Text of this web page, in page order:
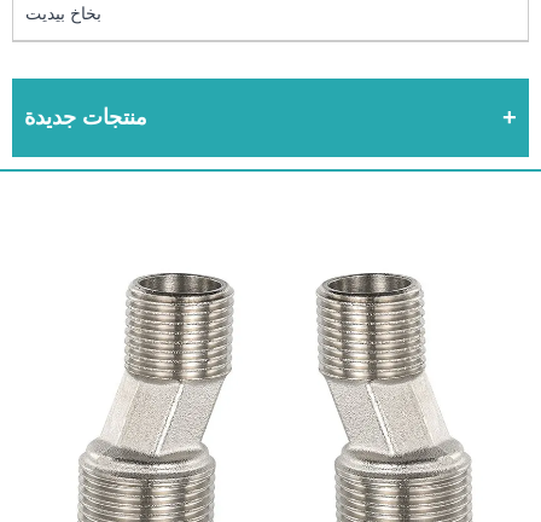
بخاخ بيديت
منتجات جديدة